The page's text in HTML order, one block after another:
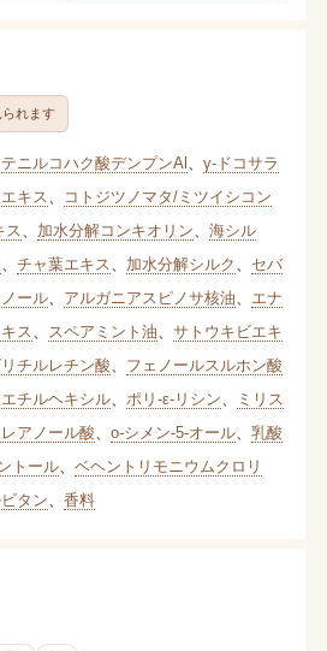
れます
ニルコハク酸デンプンAl
γ-ドコサラ
キス
コトジツノマタ/ミツイシコン
ス
加水分解コンキオリン
海シル
チャ葉エキス 加水分解シルク
セバ
ール、 アルガニアスピノサ核油
エナ
ス
スペアミント油
サトウキビエキ
チルレチン酸
フェノールスルホン酸
チルヘキシル、 ポリ-ε-リシン
ミリス
アノール酸 o-シメン-5-オール、 乳酸
トール、 ベヘントリモニウムクロリ
タン 香料